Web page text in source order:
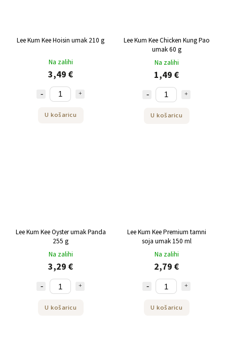
Lee Kum Kee Hoisin umak 210 g
Na zalihi
3,49 €
U košaricu
Lee Kum Kee Chicken Kung Pao
umak 60 g
Na zalihi
1,49 €
U košaricu
Lee Kum Kee Oyster umak Panda
255 g
Na zalihi
3,29 €
U košaricu
Lee Kum Kee Premium tamni
soja umak 150 ml
Na zalihi
2,79 €
U košaricu